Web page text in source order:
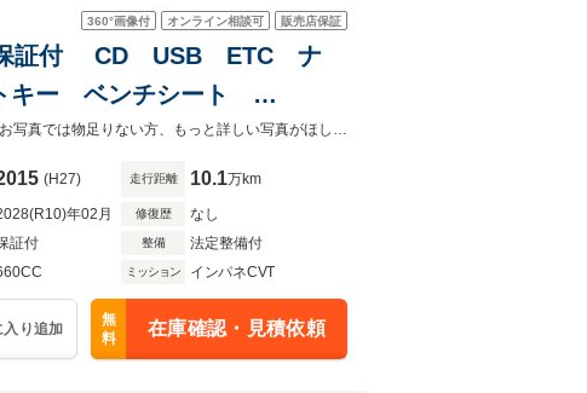
360°画像付 オンライン相談可 販売店保証
限保証付 CD USB ETC ナ
ー ベンチシート
アリング パワーウィンド
(H27) 走行距離 10.1万km
年02月 修復歴 なし
証付 整備 法定整備付
ミッション インパネCVT
入り追加
無
料
在庫確認・見積依頼